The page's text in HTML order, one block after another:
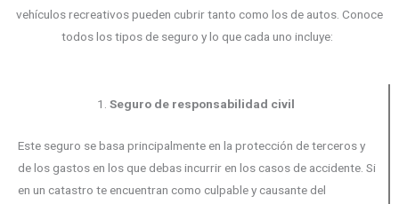
vehículos recreativos pueden cubrir tanto como los de autos. Conoce
todos los tipos de seguro y lo que cada uno incluye:
1. Seguro de responsabilidad civil
Este seguro se basa principalmente en la protección de terceros y
de los gastos en los que debas incurrir en los casos de accidente. Si
en un catastro te encuentran como culpable y causante del